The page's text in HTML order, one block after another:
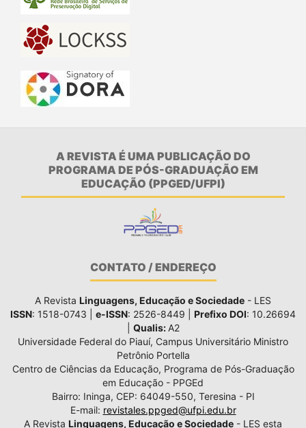
A REVISTA É UMA PUBLICAÇÃO DO
PROGRAMA DE PÓS-GRADUAÇÃO EM
EDUCAÇÃO (PPGED/UFPI)
CONTATO / ENDEREÇO
A Revista Linguagens, Educação e Sociedade - LES
ISSN: 1518-0743 | e-ISSN: 2526-8449 | Prefixo DOI: 10.26694
Qualis: A2
Universidade Federal do Piauí, Campus Universitário Ministro
Petrônio Portella
Centro de Ciências da Educação, Programa de Pós-Graduação
em Educação - PPGEd
Bairro: Ininga, CEP: 64049-550, Teresina - PI
E-mail: revistales.ppged@ufpi.edu.br
A Revista Linguagens, Educação e Sociedade - LES esta